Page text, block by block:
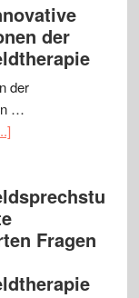
der
der
…
Fragen